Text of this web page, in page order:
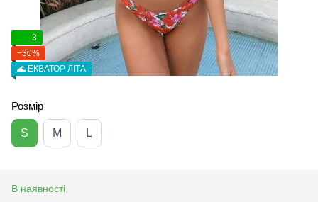
3
−30%
🌊 ЕКВАТОР ЛІТА
Розмір
S M L
В наявності